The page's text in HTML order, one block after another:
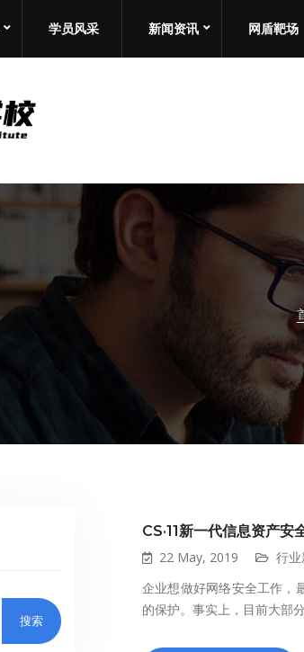
学员风采 新闻资讯 网盾靶场
CS·11新一代信息资产
22 May, 2019
行业
企业想做好网络安全工作，
的保护。事实上，目前大部